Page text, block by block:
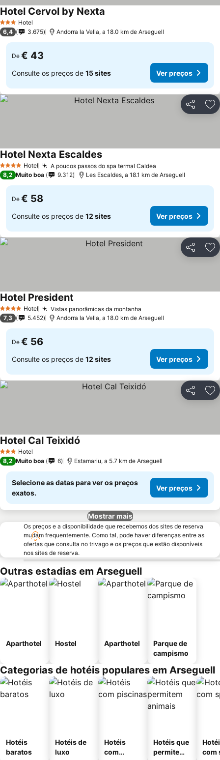
3 EstrelasHotel
Hotel Cervol by Nexta
6,4 3.675 Andorra la Vella, a 18.0 km de Arseguell
De € 43
Consulte os preços de 15 sites Ver preços
Partilhar
4 EstrelasHotel A poucos passos do spa termal Caldea
Hotel Nexta Escaldes
8,2 Muito boa 9.312 Les Escaldes, a 18.1 km de Arseguell
De € 58
Consulte os preços de 12 sites Ver preços
Partilhar
4 EstrelasHotel Vistas panorâmicas da montanha
Hotel President
7,3 5.452 Andorra la Vella, a 18.0 km de Arseguell
De € 56
Consulte os preços de 12 sites Ver preços
Partilhar
3 EstrelasHotel
Hotel Cal Teixidó
8,2 Muito boa 6 Estamariu, a 5.7 km de Arseguell
Selecione as datas para ver os preços
exatos.
Ver preços
Mostrar mais
Os preços e a disponibilidade que recebemos dos sites de reserva
mudam frequentemente. Como tal, pode haver diferenças entre as
ofertas que consulta no trivago e os preços que estão disponíveis
nos sites de reserva.
Outras estadias em Arseguell
Aparthotel Hostel Aparthotel
Parque de
campismo
Categorias de hotéis populares em Arseguell
Hotéis
baratos
Hotéis de
luxo
Hotéis
com
Hotéis que
permitem
com